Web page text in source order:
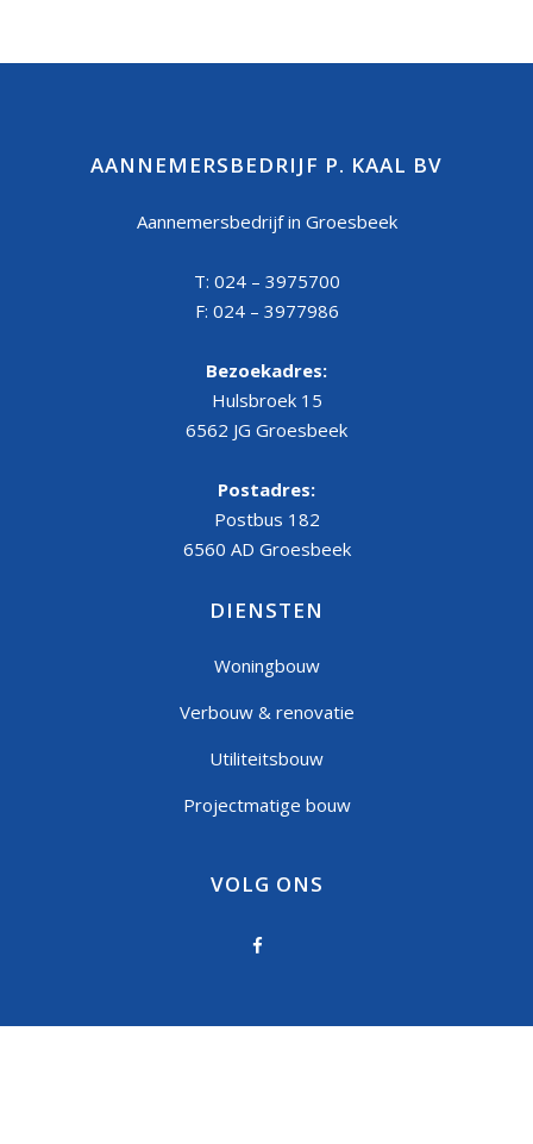
AANNEMERSBEDRIJF P. KAAL BV
Aannemersbedrijf in Groesbeek
T: 024 – 3975700
F: 024 – 3977986
Bezoekadres:
Hulsbroek 15
6562 JG Groesbeek
Postadres:
Postbus 182
6560 AD Groesbeek
DIENSTEN
Woningbouw
Verbouw & renovatie
Utiliteitsbouw
Projectmatige bouw
VOLG ONS